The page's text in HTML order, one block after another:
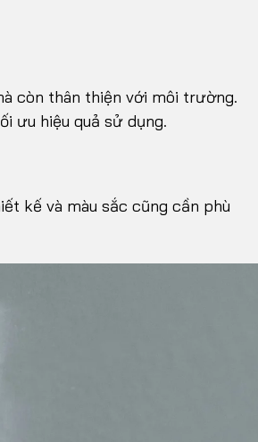
còn thân thiện với môi trường.
ưu hiệu quả sử dụng.
kế và màu sắc cũng cần phù